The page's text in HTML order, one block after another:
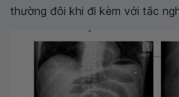
thường đôi khi đi kèm với tắc